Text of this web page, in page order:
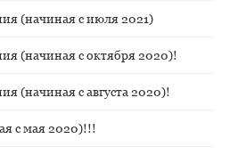
(начиная с июля 2021)
(начиная с октября 2020)!
(начиная с августа 2020)!
с мая 2020)!!!